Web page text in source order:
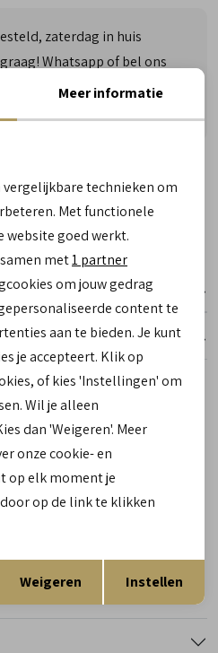
zaterdag in huis
Whatsapp of bel ons
€50,- (uitgezonderd sale)
01/01 Soul
1
Ja
Sneakers | veterschoenen
Rubber
Opslaan
Meer informatie
technieken om
Met functionele
website goed werkt.
met1 partner
om jouw gedrag
content te
aan te bieden. Je kunt
je accepteert. Klik op
of kies 'Instellingen' om
Wil je alleen
dan 'Weigeren'. Meer
onze cookie- en
op elk moment je
op de link te klikken
Weigeren Instellen